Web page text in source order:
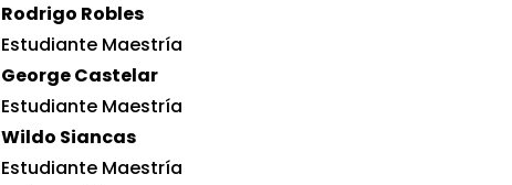
Rodrigo Robles
Estudiante Maestría
George Castelar
Estudiante Maestría
Wildo Siancas
Estudiante Maestría